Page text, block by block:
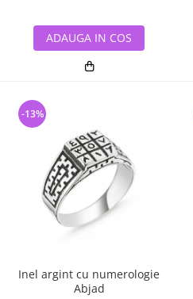
ADAUGA IN COS
Inel argint cu numerologie
Abjad
-13%